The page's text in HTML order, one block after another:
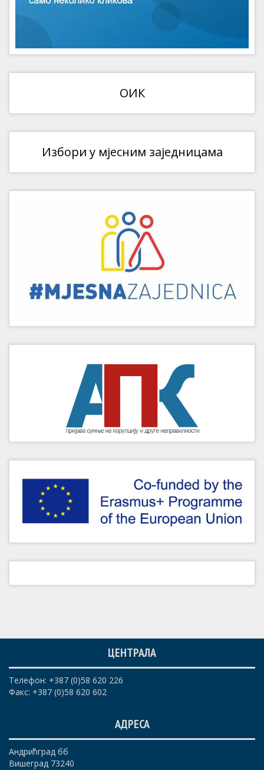
ОИК
Избори у мјесним заједницама
ЦЕНТРАЛА
Телефон: +387 (0)58 620 226
Факс: +387 (0)58 620 602
АДРЕСА
Андрићград бб
Вишеград 73240